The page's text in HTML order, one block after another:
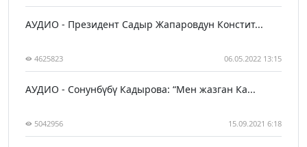
АУДИО - Президент Садыр Жапаровдун Констит...
4625823 06.05.2022 13:15
АУДИО - Сонунбүбү Кадырова: “Мен жазган Ка...
5042956 15.09.2021 6:18